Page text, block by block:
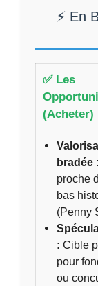
⚡ En
✅ Les
(Acheter)
bradée :
proche
bas
(Penny
: Cible
pour
ou